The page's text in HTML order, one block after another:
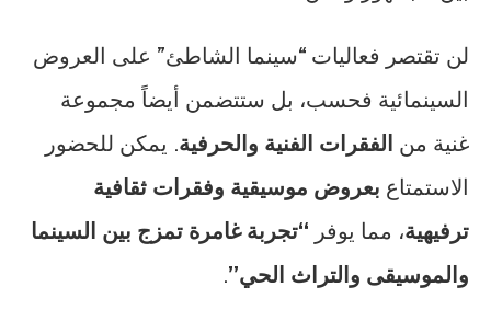
لن تقتصر فعاليات “سينما الشاطئ” على العروض
السينمائية فحسب، بل ستتضمن أيضاً مجموعة
غنية من الفقرات الفنية والحرفية. يمكن للحضور
الاستمتاع بعروض موسيقية وفقرات ثقافية
ترفيهية، مما يوفر “تجربة غامرة تمزج بين السينما
والموسيقى والتراث الحي”.